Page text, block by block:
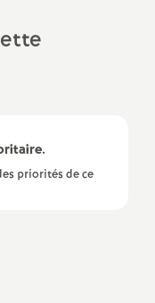
a
t
priorités de ce